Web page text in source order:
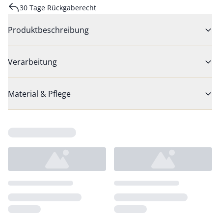
30 Tage Rückgaberecht
Produktbeschreibung
Verarbeitung
Material & Pflege